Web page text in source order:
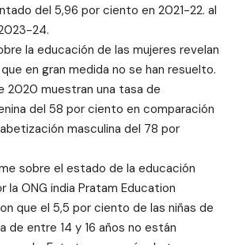
del 5,96 por ciento en 2021-22. al
24.
la educación de las mujeres revelan
en gran medida no se han resuelto.
2020 muestran una tasa de
del 58 por ciento en comparación
masculina del 78 por
sobre el estado de la educación
la ONG india Pratam Education
que el 5,5 por ciento de las niñas de
de entre 14 y 16 años no están